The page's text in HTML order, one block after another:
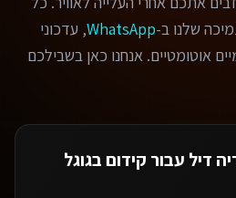
שלנו ב-WhatsApp, עדכוני
אוטומטיים. אנחנו כאן בשבילכם
דיל עבור קידום בגוגל